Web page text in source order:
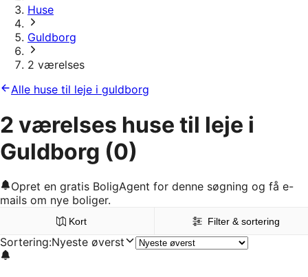
Huse
Guldborg
2 værelses
Alle huse til leje i guldborg
2 værelses huse til leje i
Guldborg (0)
Opret en gratis BoligAgent for denne søgning og få e-
mails om nye boliger.
Kort Filter & sortering
Sortering:Nyeste øverst